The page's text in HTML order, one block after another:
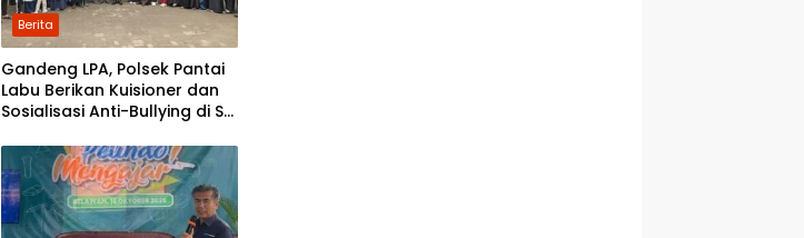
Berita
Gandeng LPA, Polsek Pantai
Labu Berikan Kuisioner dan
Sosialisasi Anti-Bullying di SD